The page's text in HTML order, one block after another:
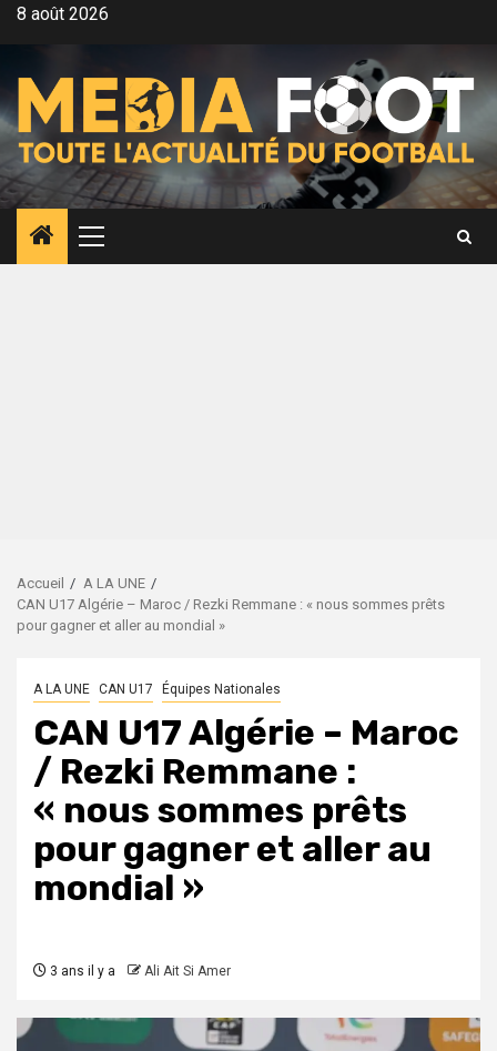
Aller8 août 2026
Menu
principal
Accueil
A LA UNE
CAN U17 Algérie – Maroc / Rezki Remmane : « nous sommes prêts
pour gagner et aller au mondial »
A LA UNE CAN U17 Équipes Nationales
CAN U17 Algérie – Maroc
/ Rezki Remmane :
« nous sommes prêts
pour gagner et aller au
mondial »
3 ans il y a Ali Ait Si Amer